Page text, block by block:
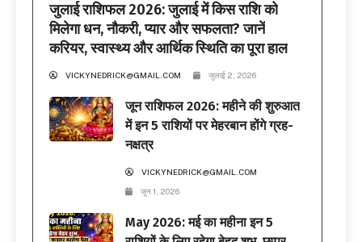
जुलाई राशिफल 2026: जुलाई में किस राशि को
मिलेगा धन, नौकरी, प्यार और सफलता? जानें
करियर, स्वास्थ्य और आर्थिक स्थिति का पूरा हाल
VICKYNEDRICK@GMAIL.COM जुलाई 2, 2026
जून राशिफल 2026: महीने की शुरुआत
में इन 5 राशियों पर मेहरबान होंगे ग्रह-
नक्षत्र
VICKYNEDRICK@GMAIL.COM
जून 1, 2026
May 2026: मई का महीना इन 5